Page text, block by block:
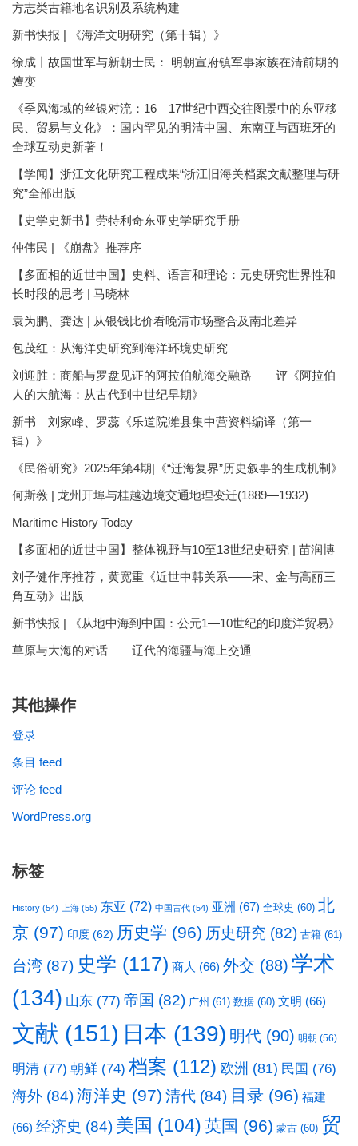
方志类古籍地名识别及系统构建
新书快报 | 《海洋文明研究（第十辑）》
徐成丨故国世军与新朝士民： 明朝宣府镇军事家族在清前期的
嬗变
《季风海域的丝银对流：16—17世纪中西交往图景中的东亚移
民、贸易与文化》：国内罕见的明清中国、东南亚与西班牙的
全球互动史新著！
【学闻】浙江文化研究工程成果“浙江旧海关档案文献整理与研
究”全部出版
【史学史新书】劳特利奇东亚史学研究手册
仲伟民 | 《崩盘》推荐序
【多面相的近世中国】史料、语言和理论：元史研究世界性和
长时段的思考 | 马晓林
袁为鹏、龚达 | 从银钱比价看晚清市场整合及南北差异
包茂红：从海洋史研究到海洋环境史研究
刘迎胜：商船与罗盘见证的阿拉伯航海交融路——评《阿拉伯
人的大航海：从古代到中世纪早期》
新书｜刘家峰、罗蕊《乐道院潍县集中营资料编译（第一
辑）》
《民俗研究》2025年第4期|《“迁海复界”历史叙事的生成机制》
何斯薇 | 龙州开埠与桂越边境交通地理变迁(1889—1932)
Maritime History Today
【多面相的近世中国】整体视野与10至13世纪史研究 | 苗润博
刘子健作序推荐，黄宽重《近世中韩关系——宋、金与高丽三
角互动》出版
新书快报 | 《从地中海到中国：公元1—10世纪的印度洋贸易》
草原与大海的对话——辽代的海疆与海上交通
其他操作
登录
条目 feed
评论 feed
WordPress.org
标签
History (54) 上海 (55) 东亚 (72) 中国古代 (54) 亚洲 (67) 全球史 (60) 北
京 (97) 印度 (62) 历史学 (96) 历史研究 (82) 古籍 (61)
台湾 (87) 史学 (117) 商人 (66) 外交 (88) 学术
(134) 山东 (77) 帝国 (82) 广州 (61) 数据 (60) 文明 (66)
文献 (151) 日本 (139) 明代 (90) 明朝 (56)
明清 (77) 朝鲜 (74) 档案 (112) 欧洲 (81) 民国 (76)
海外 (84)海洋史 (97) 清代 (84) 目录 (96) 福建
(66) 经济史 (84) 美国 (104) 英国 (96) 蒙古 (60) 贸